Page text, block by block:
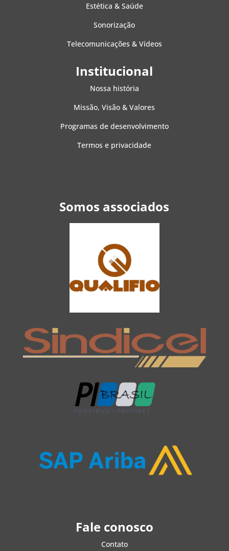
Estética & Saúde
Sonorização
Telecomunicações & Vídeos
Institucional
Nossa história
Missão, Visão & Valores
Programas de desenvolvimento
Termos e privacidade
Somos associados
Fale conosco
Contato